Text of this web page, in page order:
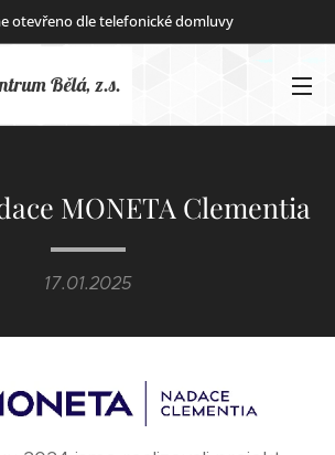
otevřeno dle telefonické domluvy
Bělá, z.s.
MONETA Clementia
17.01.2025